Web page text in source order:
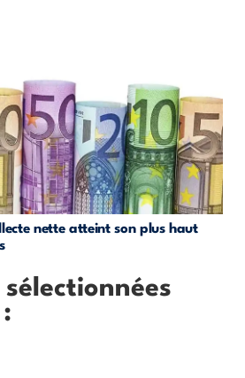
nette atteint son plus haut